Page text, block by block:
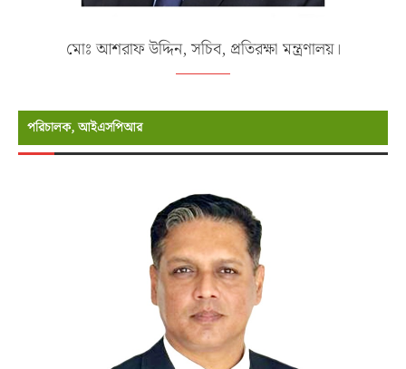
মোঃ আশরাফ উদ্দিন, সচিব, প্রতিরক্ষা মন্ত্রণালয়।
পরিচালক, আইএসপিআর